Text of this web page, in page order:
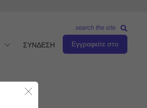
ΣΥΝΔΕΣΗ Εγγραφείτε στο
search the site